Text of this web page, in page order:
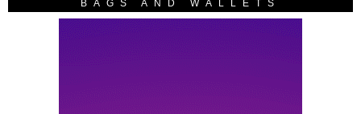
BAGS AND WALLETS